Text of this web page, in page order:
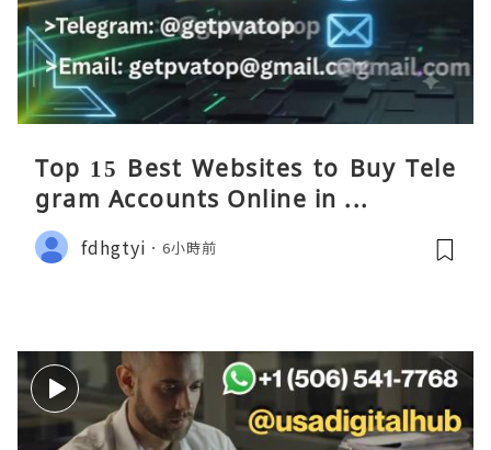
Top 15 Best Websites to Buy Tele
gram Accounts Online in ...
fdhgtyi 6小時前